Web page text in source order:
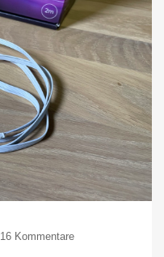
16 Kommentarezu